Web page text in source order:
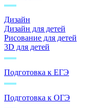
Дизайн
Дизайн для детей
Рисование для детей
3D для детей
Подготовка к ЕГЭ
Подготовка к ОГЭ